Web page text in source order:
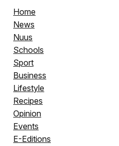
Home
News
Nuus
Schools
Sport
Business
Lifestyle
Recipes
Opinion
Events
E-Editions